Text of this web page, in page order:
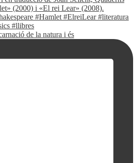
de la natura i és